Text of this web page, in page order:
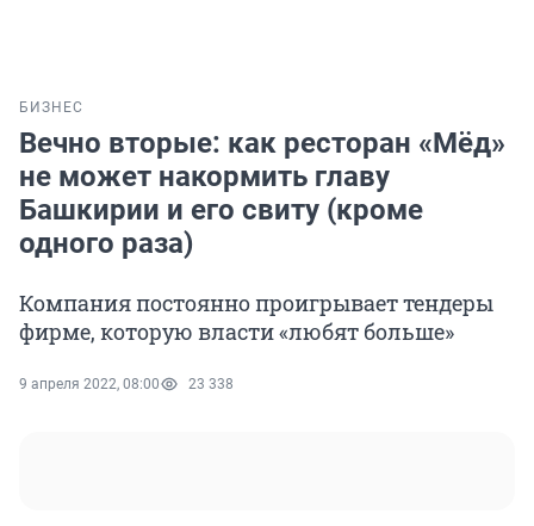
БИЗНЕС
Вечно вторые: как ресторан «Мёд»
не может накормить главу
Башкирии и его свиту (кроме
одного раза)
Компания постоянно проигрывает тендеры
фирме, которую власти «любят больше»
9 апреля 2022, 08:00 23 338